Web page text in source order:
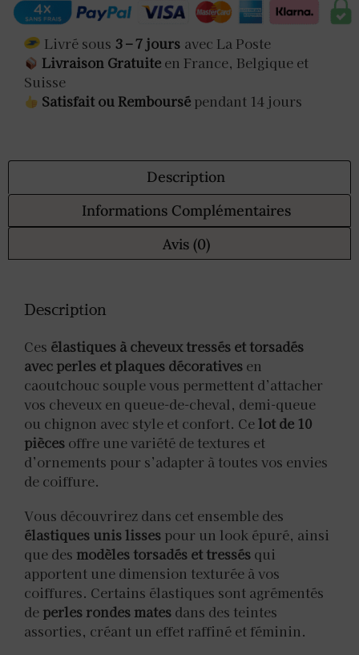
Livré sous 3 – 7 jours avec La Poste
Livraison Gratuite en France, Belgique et
Suisse
Satisfait ou Remboursé pendant 14 jours
Description
Informations Complémentaires
Avis (0)
Description
Ces élastiques à cheveux tressés et torsadés
avec perles et plaques décoratives en
caoutchouc souple vous permettent d’attacher
vos cheveux en queue-de-cheval, demi-queue
ou chignon avec style et confort. Celot de 10
pièces offre une variété de textures et
d’ornements pour s’adapter à toutes vos envies
de coiffure.
Vous découvrirez dans cet ensemble des
élastiques unis lisses pour un look épuré, ainsi
que des modèles torsadés et tressés qui
apportent une dimension texturée à vos
coiffures. Certains élastiques sont agrémentés
de perles rondes mates dans des teintes
assorties, créant un effet raffiné et féminin.